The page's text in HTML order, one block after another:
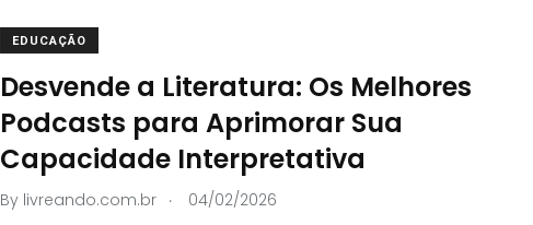
EDUCAÇÃO
Desvende a Literatura: Os Melhores
Podcasts para Aprimorar Sua
Capacidade Interpretativa
By livreando.com.br . 04/02/2026